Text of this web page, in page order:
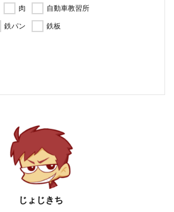
肉 自動車教習所
鉄パン 鉄板
じょじきち